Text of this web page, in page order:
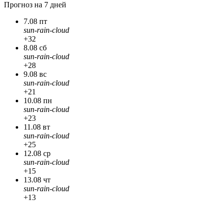
Прогноз на 7 дней
7.08 пт
sun-rain-cloud
+32
8.08 сб
sun-rain-cloud
+28
9.08 вс
sun-rain-cloud
+21
10.08 пн
sun-rain-cloud
+23
11.08 вт
sun-rain-cloud
+25
12.08 ср
sun-rain-cloud
+15
13.08 чт
sun-rain-cloud
+13